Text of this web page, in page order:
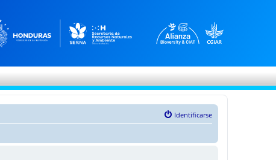
Identificarse